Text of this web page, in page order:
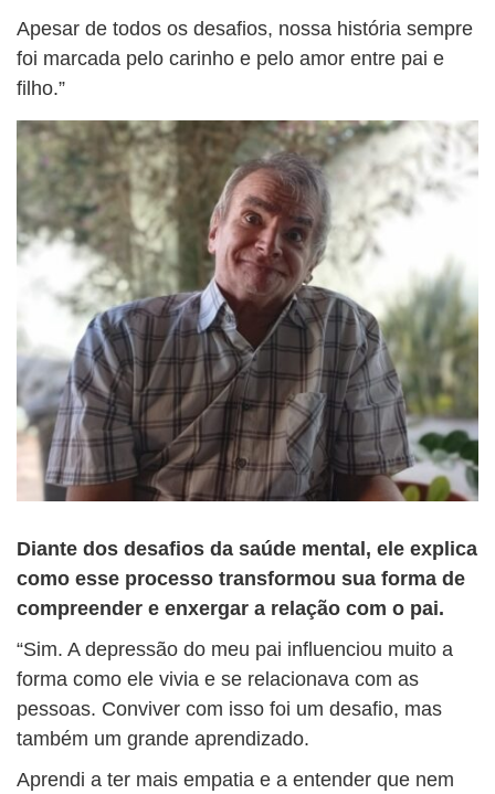
Apesar de todos os desafios, nossa história sempre
foi marcada pelo carinho e pelo amor entre pai e
filho.”
Diante dos desafios da saúde mental, ele explica
como esse processo transformou sua forma de
compreender e enxergar a relação com o pai.
“Sim. A depressão do meu pai influenciou muito a
forma como ele vivia e se relacionava com as
pessoas. Conviver com isso foi um desafio, mas
também um grande aprendizado.
Aprendi a ter mais empatia e a entender que nem